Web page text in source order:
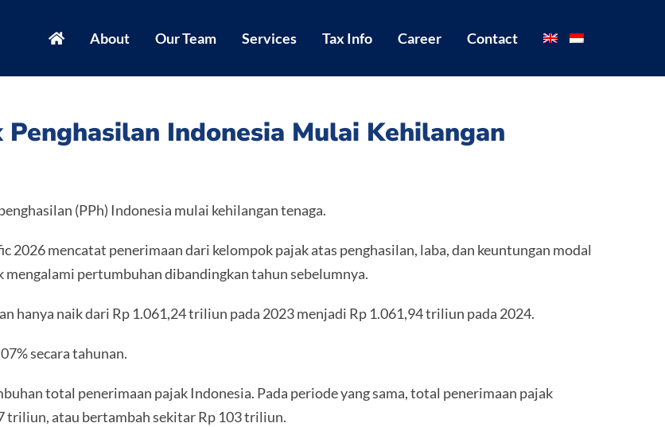
About Our Team Services Tax Info Career Contact
Penghasilan Indonesia Mulai Kehilangan
(PPh) Indonesia mulai kehilangan tenaga.
2026 mencatat penerimaan dari kelompok pajak atas penghasilan, laba, dan keuntungan modal
pertumbuhan dibandingkan tahun sebelumnya.
hanya naik dari Rp 1.061,24 triliun pada 2023 menjadi Rp 1.061,94 triliun pada 2024.
secara tahunan.
total penerimaan pajak Indonesia. Pada periode yang sama, total penerimaan pajak
triliun, atau bertambah sekitar Rp 103 triliun.